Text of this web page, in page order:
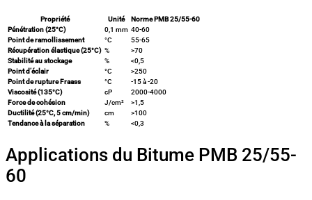
Propriété Unité
Norme PMB 25/55-60
Pénétration (25°C)
0,1 mm 40-60
Point de ramollissement
°C
55-65
Récupération élastique (25°C) %
>70
Stabilité au stockage
%
<0,5
Point d’éclair
°C
>250
Point de rupture Fraass
°C
-15 à -20
Viscosité (135°C)
cP
2000-4000
Force de cohésion
J/cm²
>1,5
Ductilité (25°C, 5 cm/min)
cm
>100
Tendance à la séparation
% <0,3
Applications du Bitume PMB 25/55-
60